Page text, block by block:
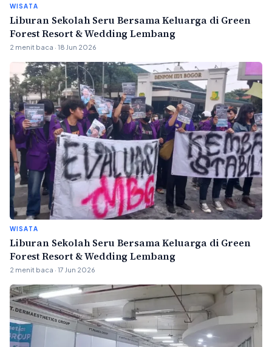
WISATA
Liburan Sekolah Seru Bersama Keluarga di Green
Forest Resort & Wedding Lembang
2 menit baca · 18 Jun 2026
WISATA
Liburan Sekolah Seru Bersama Keluarga di Green
Forest Resort & Wedding Lembang
2 menit baca · 17 Jun 2026